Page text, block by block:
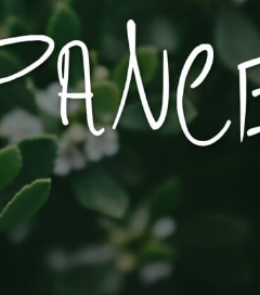
Bijuterii Retușând Servicii